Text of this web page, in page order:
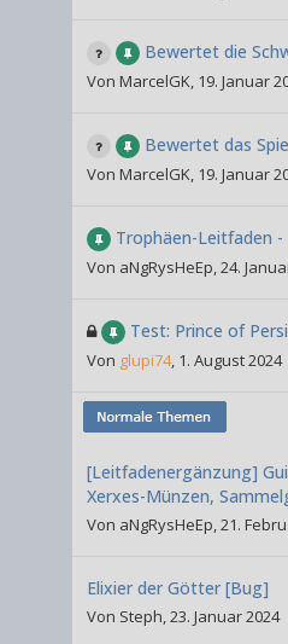
Bewertet die
Von MarcelGK, 19. Januar
Bewertet das
Von MarcelGK, 19. Januar
Trophäen-Leitfaden
Von aNgRysHeEp,24.
Test: Prince of
Von glupi74, 1. August 2024
[Leitfadenergänzung]
Xerxes-Münzen,
Von aNgRysHeEp,21.
Elixier der Götter [Bug]
Von Steph,23. Januar 2024